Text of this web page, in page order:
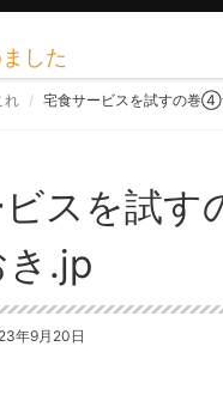
した
れ 宅食サービスを試すの巻④
ビスを試
き.jp
年9月20日